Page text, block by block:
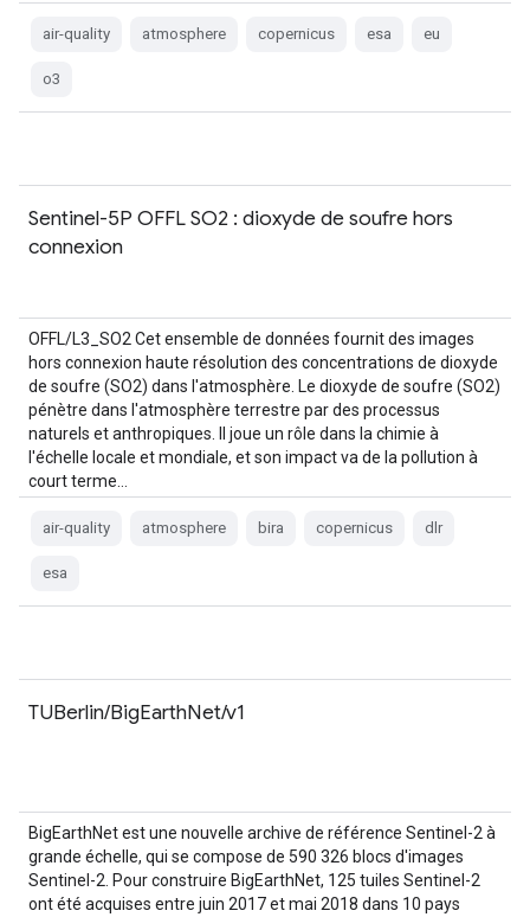
air-quality atmosphere copernicus esa eu
o3
Sentinel-5P OFFL SO2 : dioxyde de soufre hors
connexion
OFFL/L3_SO2 Cet ensemble de données fournit des images
hors connexion haute résolution des concentrations de dioxyde
de soufre (SO2) dans l'atmosphère. Le dioxyde de soufre (SO2)
pénètre dans l'atmosphère terrestre par des processus
naturels et anthropiques. Il joue un rôle dans la chimie à
l'échelle locale et mondiale, et son impact va de la pollution à
court terme…
air-quality atmosphere bira copernicus dlr
esa
TUBerlin/BigEarthNet/v1
BigEarthNet est une nouvelle archive de référence Sentinel-2 à
grande échelle, qui se compose de 590 326 blocs d'images
Sentinel-2. Pour construire BigEarthNet, 125 tuiles Sentinel-2
ont été acquises entre juin 2017 et mai 2018 dans 10 pays